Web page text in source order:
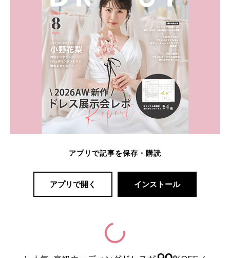
アプリで記事を保存・購読
アプリで開く インストール